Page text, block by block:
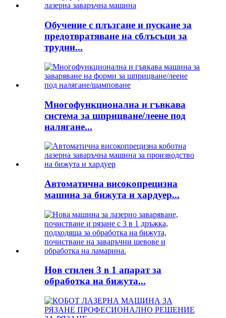
Обучение с плъзгане и пускане за
предотвратяване на сблъсъци за
трудни...
Многофункционална и гъвкава
система за шприцване/леене под
налягане...
Автоматична високопрецизна
машина за бижута и хардуер...
Нов стилен 3 в 1 апарат за
обработка на бижута...